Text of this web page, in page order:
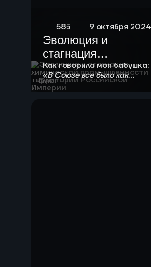
Блог
585 9 октября 2024
Эволюция и
стагнация
химической
промышленности
на территории
Как говорила моя бабушка:
«В Союзе все было как
положено! ». Любой
химической технологии